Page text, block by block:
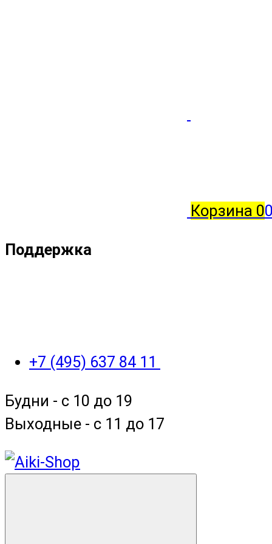
Корзина 0
Поддержка
+7 (495) 637 84 11
Будни - с 10 до 19
Выходные - c 11 до 17